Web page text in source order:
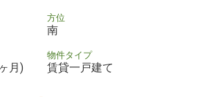
方位
南
月)
物件タイプ
賃貸一戸建て